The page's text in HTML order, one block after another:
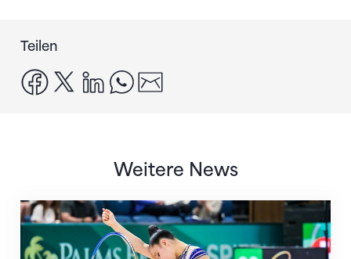
Teilen
facebook
x linkedinwhatsapp
Weitere News
Nächster Halt: Weltmeisterschaft